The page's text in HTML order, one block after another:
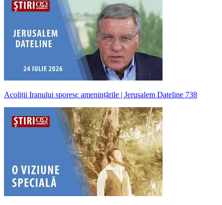
Acoliții Iranului sporesc amenințările | Jerusalem Dateline 738